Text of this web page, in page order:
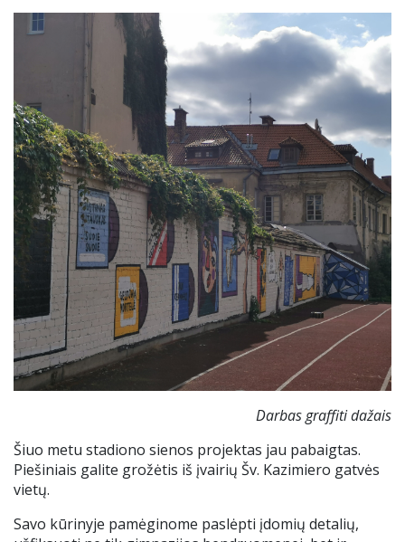
Darbas graffiti dažais
Šiuo metu stadiono sienos projektas jau pabaigtas.
Piešiniais galite grožėtis iš įvairių Šv. Kazimiero gatvės
vietų.
Savo kūrinyje pamėginome paslėpti įdomių detalių,